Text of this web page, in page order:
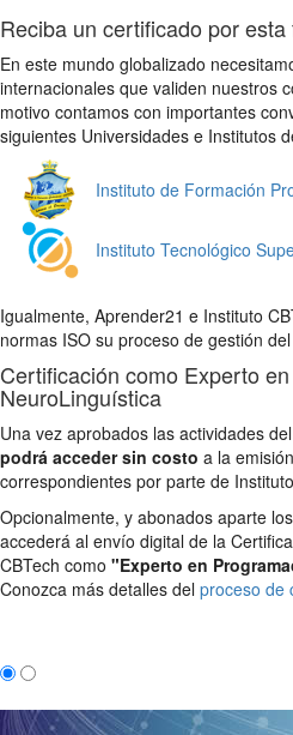
Reciba un certificado por esta
En este mundo globalizado
internacionales que validen nuestros
motivo contamos con importantes
siguientes Universidades e Institutos
Instituto de Formación
Instituto Tecnológico
Igualmente, Aprender21 e Instituto
normas ISO su proceso de gestión
Certificación como Experto
NeuroLinguística
Una vez aprobados las actividades
podrá acceder sin costo a la
correspondientes por parte de
Opcionalmente, y abonados aparte
accederá al envío digital de la
CBTech como "Experto en
Conozca más detalles del proceso de